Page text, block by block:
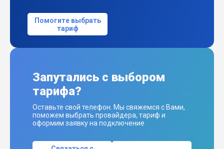
Помогите выбрать
тариф
Запутались с выбором
тарифа?
Оставьте свой телефон. Мы свяжемся с Вами,
поможем выбрать провайдера, тариф и
оформим заявку на подключение